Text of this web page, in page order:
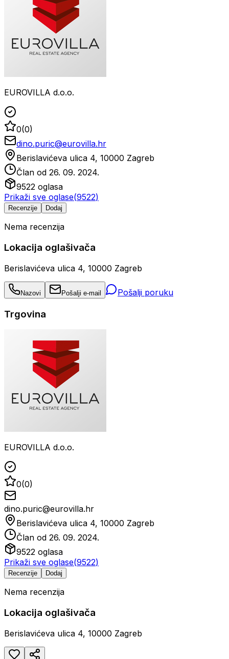
EUROVILLA d.o.o.
0(0)
dino.puric@eurovilla.hr
Berislavićeva ulica 4, 10000 Zagreb
Član od 26. 09. 2024.
9522 oglasa
Prikaži sve oglase(9522)
Recenzije Dodaj
Nema recenzija
Lokacija oglašivača
Berislavićeva ulica 4, 10000 Zagreb
Nazovi Pošalji e-mail Pošalji poruku
Trgovina
EUROVILLA d.o.o.
0(0)
dino.puric@eurovilla.hr
Berislavićeva ulica 4, 10000 Zagreb
Član od 26. 09. 2024.
9522 oglasa
Prikaži sve oglase(9522)
Recenzije Dodaj
Nema recenzija
Lokacija oglašivača
Berislavićeva ulica 4, 10000 Zagreb